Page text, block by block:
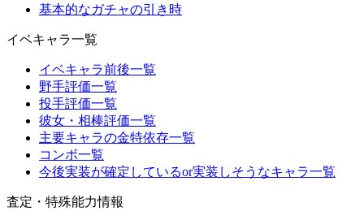
基本的なガチャの引き時
イベキャラ一覧
イベキャラ前後一覧
野手評価一覧
投手評価一覧
彼女・相棒評価一覧
主要キャラの金特依存一覧
コンボ一覧
今後実装が確定しているor実装しそうなキャラ一覧
査定・特殊能力情報